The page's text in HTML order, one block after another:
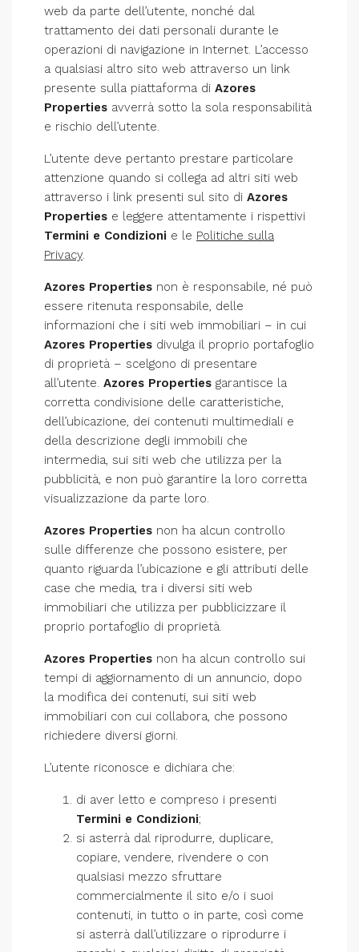
web da parte dell’utente, nonché dal
trattamento dei dati personali durante le
operazioni di navigazione in Internet. L’accesso
a qualsiasi altro sito web attraverso un link
presente sulla piattaforma di Azores
Properties avverrà sotto la sola responsabilità
e rischio dell’utente.
L’utente deve pertanto prestare particolare
attenzione quando si collega ad altri siti web
attraverso i link presenti sul sito di Azores
Properties e leggere attentamente i rispettivi
Termini e Condizioni e le Politiche sulla
Privacy.
Azores Properties non è responsabile, né può
essere ritenuta responsabile, delle
informazioni che i siti web immobiliari – in cui
Azores Properties divulga il proprio portafoglio
di proprietà – scelgono di presentare
all’utente. Azores Properties garantisce la
corretta condivisione delle caratteristiche,
dell’ubicazione, dei contenuti multimediali e
della descrizione degli immobili che
intermedia, sui siti web che utilizza per la
pubblicità, e non può garantire la loro corretta
visualizzazione da parte loro.
Azores Properties non ha alcun controllo
sulle differenze che possono esistere, per
quanto riguarda l’ubicazione e gli attributi delle
case che media, tra i diversi siti web
immobiliari che utilizza per pubblicizzare il
proprio portafoglio di proprietà.
Azores Properties non ha alcun controllo sui
tempi di aggiornamento di un annuncio, dopo
la modifica dei contenuti, sui siti web
immobiliari con cui collabora, che possono
richiedere diversi giorni.
L’utente riconosce e dichiara che:
di aver letto e compreso i presenti
Termini e Condizioni;
si asterrà dal riprodurre, duplicare,
copiare, vendere, rivendere o con
qualsiasi mezzo sfruttare
commercialmente il sito e/o i suoi
contenuti, in tutto o in parte, così come
si asterrà dall’utilizzare o riprodurre i